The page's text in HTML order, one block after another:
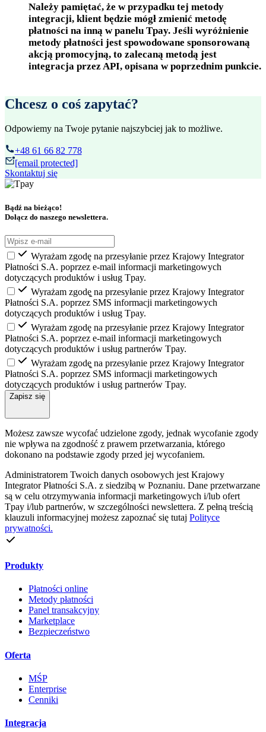
Należy pamiętać, że w przypadku tej metody
integracji, klient będzie mógł zmienić metodę
płatności na inną w panelu Tpay. Jeśli wyróżnienie
metody płatności jest spowodowane sponsorowaną
akcją promocyjną, to zalecaną metodą jest
integracja przez API, opisana w poprzednim punkcie.
Chcesz o coś zapytać?
Odpowiemy na Twoje pytanie najszybciej jak to możliwe.
+48 61 66 82 778
[email protected]
Skontaktuj się
Bądź na bieżąco!
Dołącz do naszego newslettera.
Wyrażam zgodę na przesyłanie przez Krajowy Integrator
Płatności S.A. poprzez e-mail informacji marketingowych
dotyczących produktów i usług Tpay.
Wyrażam zgodę̨ na przesyłanie przez Krajowy Integrator
Płatności S.A. poprzez SMS informacji marketingowych
dotyczących produktów i usług Tpay.
Wyrażam zgodę na przesyłanie przez Krajowy Integrator
Płatności S.A. poprzez e-mail informacji marketingowych
dotyczących produktów i usług partnerów Tpay.
Wyrażam zgodę̨ na przesyłanie przez Krajowy Integrator
Płatności S.A. poprzez SMS informacji marketingowych
dotyczących produktów i usług partnerów Tpay.
Zapisz się
Możesz zawsze wycofać udzielone zgody, jednak wycofanie zgody
nie wpływa na zgodność z prawem przetwarzania, którego
dokonano na podstawie zgody przed jej wycofaniem.
Administratorem Twoich danych osobowych jest Krajowy
Integrator Płatności S.A. z siedzibą w Poznaniu. Dane przetwarzane
są w celu otrzymywania informacji marketingowych i/lub ofert
Tpay i/lub partnerów, w szczególności newslettera. Z pełną treścią
klauzuli informacyjnej możesz zapoznać się tutaj Polityce
prywatności.
Produkty
Płatności online
Metody płatności
Panel transakcyjny
Marketplace
Bezpieczeństwo
Oferta
MŚP
Enterprise
Cenniki
Integracja